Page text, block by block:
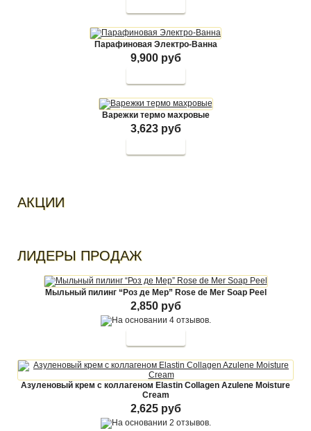
Парафиновая Электро-Ванна
9,900 руб
Варежки термо махровые
3,623 руб
АКЦИИ
ЛИДЕРЫ ПРОДАЖ
Мыльный пилинг “Роз де Мер” Rose de Mer Soap Peel
2,850 руб
Азуленовый крем с коллагеном Elastin Collagen Azulene Moisture
Cream
2,625 руб